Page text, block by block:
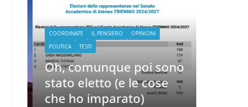
COORDINATE IL PENSIERO
OPINIONI
POLITICA
TESTI
Oh, comunque poi sono
stato eletto (e le cose
che ho imparato)